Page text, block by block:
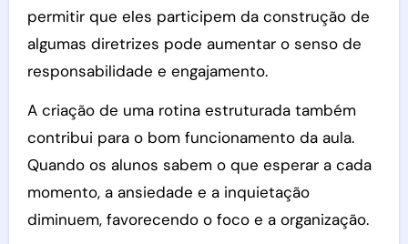
permitir que eles participem da construção de
algumas diretrizes pode aumentar o senso de
responsabilidade e engajamento.
A criação de uma rotina estruturada também
contribui para o bom funcionamento da aula.
Quando os alunos sabem o que esperar a cada
momento, a ansiedade e a inquietação
diminuem, favorecendo o foco e a organização.